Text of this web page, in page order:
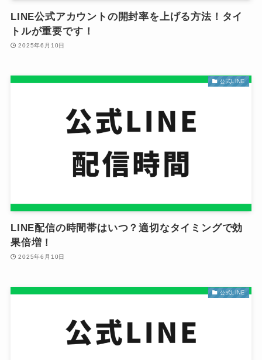
LINE公式アカウントの開封率を上げる方法！タイ
トルが重要です！
2025年6月10日
公式LINE
LINE配信の時間帯はいつ？適切なタイミングで効
果倍増！
2025年6月10日
公式LINE